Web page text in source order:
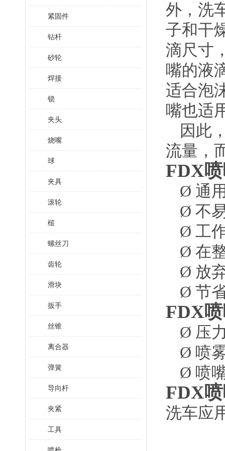
紧固件
钻杆
砂轮
焊接
锁
夹头
烧嘴
球
夹具
滚轮
槌
螺丝刀
齿轮
滑块
扳手
丝锥
离合器
弹簧
导向杆
夹紧
工具
外，洗
子和干
滴尺寸
嘴的液
适合泡
嘴也适
因此
流量，
FDX
Ø 通
Ø 不
Ø 工
Ø 在
Ø 放
Ø 节
FDX
Ø 压
Ø 喷
Ø 喷
FDX
洗车应